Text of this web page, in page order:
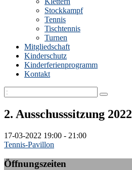
Stockkampf
Tennis
Tischtennis
Turnen
Mitgliedschaft
Kinderschutz
Kinderferienprogramm
Kontakt
2. Ausschusssitzung 2022
17-03-2022 19:00 - 21:00
Tennis-Pavillon
Öffnungszeiten